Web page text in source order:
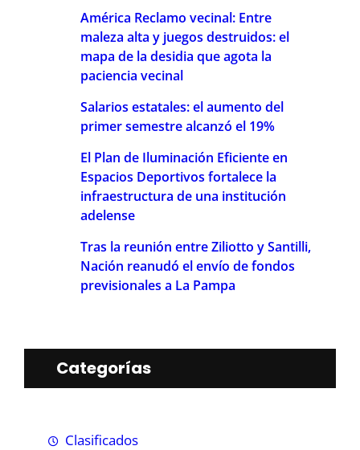
América Reclamo vecinal: Entre
maleza alta y juegos destruidos: el
mapa de la desidia que agota la
paciencia vecinal
Salarios estatales: el aumento del
primer semestre alcanzó el 19%
El Plan de Iluminación Eficiente en
Espacios Deportivos fortalece la
infraestructura de una institución
adelense
Tras la reunión entre Ziliotto y Santilli,
Nación reanudó el envío de fondos
previsionales a La Pampa
Categorías
Clasificados